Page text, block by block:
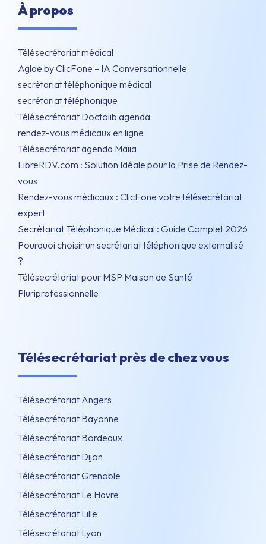
À propos
Télésecrétariat médical
Aglae by ClicFone – IA Conversationnelle
secrétariat téléphonique médical
secrétariat téléphonique
Télésecrétariat Doctolib agenda
rendez-vous médicaux en ligne
Télésecrétariat agenda Maiia
LibreRDV.com : Solution Idéale pour la Prise de Rendez-
vous
Rendez-vous médicaux : ClicFone votre télésecrétariat
expert
Secrétariat Téléphonique Médical : Guide Complet 2026
Pourquoi choisir un secrétariat téléphonique externalisé
?
Télésecrétariat pour MSP Maison de Santé
Pluriprofessionnelle
Télésecrétariat près de chez vous
Télésecrétariat Angers
Télésecrétariat Bayonne
Télésecrétariat Bordeaux
Télésecrétariat Dijon
Télésecrétariat Grenoble
Télésecrétariat Le Havre
Télésecrétariat Lille
Télésecrétariat Lyon